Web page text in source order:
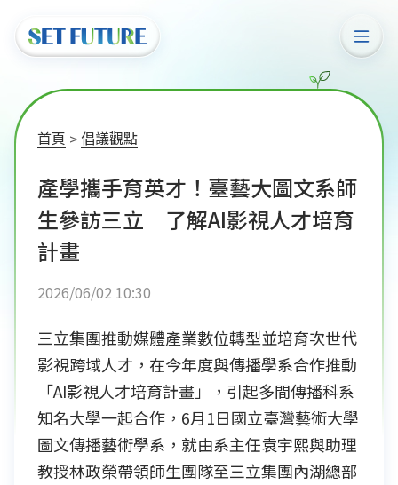
首頁 倡議觀點
產學攜手育英才！臺藝大圖文系師
生參訪三立 了解AI影視人才培育
計畫
2026/06/02 10:30
三立集團推動媒體產業數位轉型並培育次世代
影視跨域人才，在今年度與傳播學系合作推動
「AI影視人才培育計畫」，引起多間傳播科系
知名大學一起合作，6月1日國立臺灣藝術大學
圖文傳播藝術學系，就由系主任袁宇熙與助理
教授林政榮帶領師生團隊至三立集團內湖總部